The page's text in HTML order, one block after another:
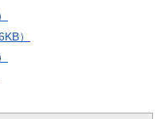
）